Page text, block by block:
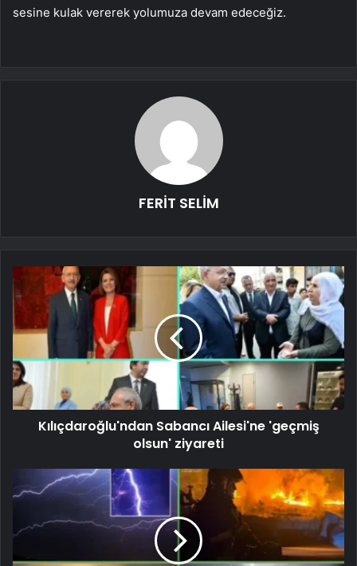
sesine kulak vererek yolumuza devam edeceğiz.
FERİT SELİM
Kılıçdaroğlu'ndan Sabancı Ailesi'ne 'geçmiş
olsun' ziyareti